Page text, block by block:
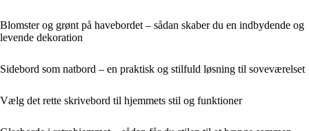
Blomster og grønt på havebordet – sådan skaber du en indbydende og
levende dekoration
Sidebord som natbord – en praktisk og stilfuld løsning til soveværelset
Vælg det rette skrivebord til hjemmets stil og funktioner